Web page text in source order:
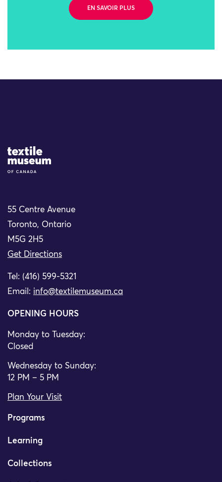
EN SAVOIR PLUS
Site Logo
55 Centre Avenue
Toronto, Ontario
M5G 2H5
Get Directions
Tel: (416) 599-5321
Email: info@textilemuseum.ca
OPENING HOURS
Monday to Tuesday:
Closed
Wednesday to Sunday:
12 PM – 5 PM
Plan Your Visit
Programs
Learning
Collections